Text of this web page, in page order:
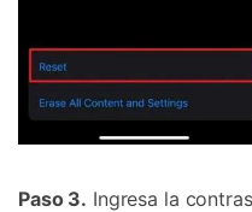
Paso 3. Ingresa la